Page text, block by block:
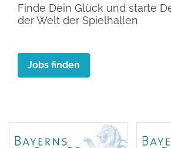
Finde Dein Glück und starte
der Welt der Spielhallen
Jobs finden